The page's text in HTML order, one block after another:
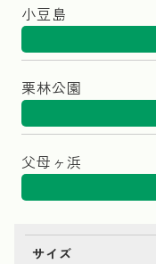
小豆島
栗林公園
父母ヶ浜
サイズ